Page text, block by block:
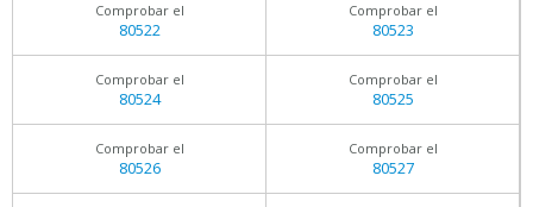
Comprobar el
80522
Comprobar el
80523
Comprobar el
80524
Comprobar el
80525
Comprobar el
80526
Comprobar el
80527